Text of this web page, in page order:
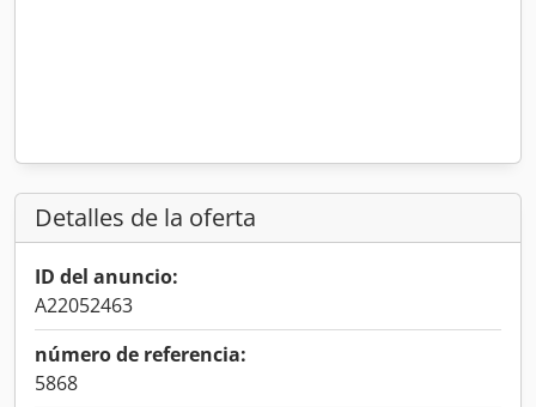
Detalles de la oferta
ID del anuncio:
A22052463
número de referencia:
5868